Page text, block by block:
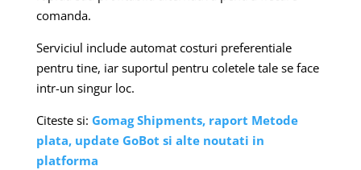
comanda.
Serviciul include automat costuri preferentiale
pentru tine, iar suportul pentru coletele tale se face
intr-un singur loc.
Citeste si: Gomag Shipments, raport Metode
plata, update GoBot si alte noutati in
platforma